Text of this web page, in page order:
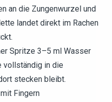
an die Zungenwurzel und
landet direkt im Rachen
Spritze 3–5 ml Wasser
vollständig in die
stecken bleibt.
Fingern